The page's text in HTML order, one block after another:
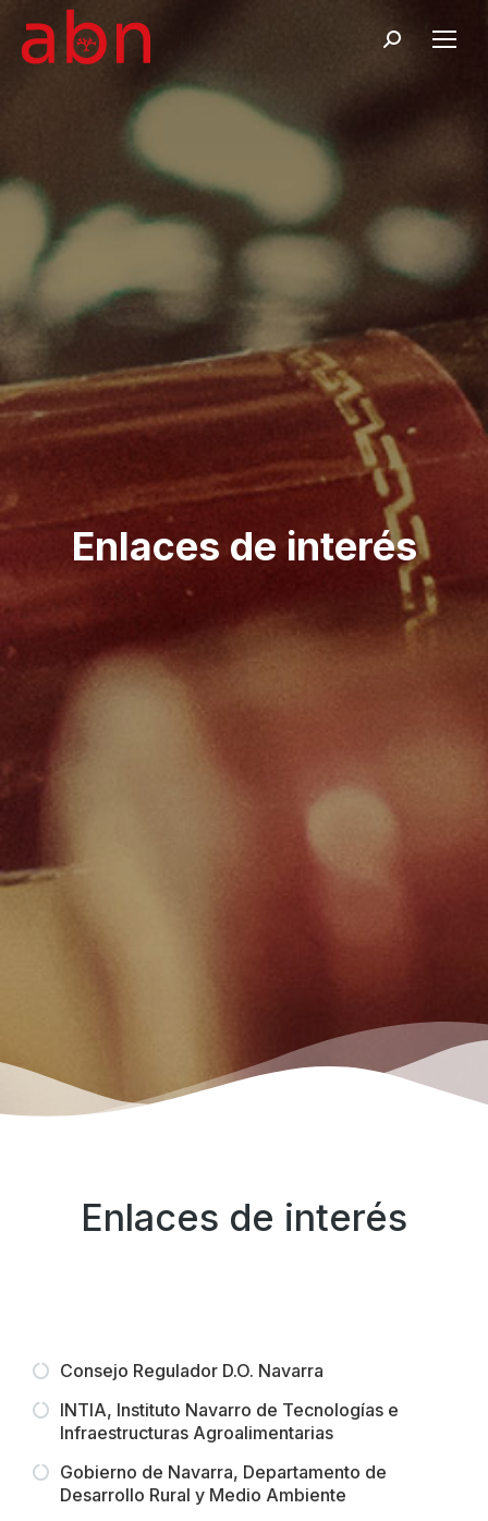
Enlaces de interés
Enlaces de interés
Consejo Regulador D.O. Navarra
INTIA, Instituto Navarro de Tecnologías e
Infraestructuras Agroalimentarias
Gobierno de Navarra, Departamento de
Desarrollo Rural y Medio Ambiente